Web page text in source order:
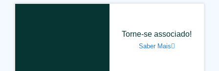
Torne-se associado!
Saber Mais